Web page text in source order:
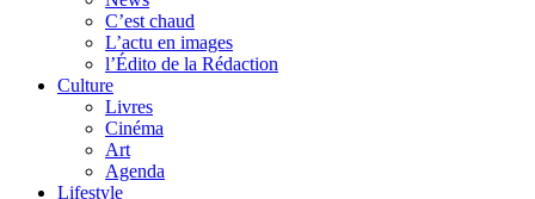
C’est chaud
L’actu en images
l’Édito de la Rédaction
Culture
Livres
Cinéma
Art
Agenda
Lifestyle